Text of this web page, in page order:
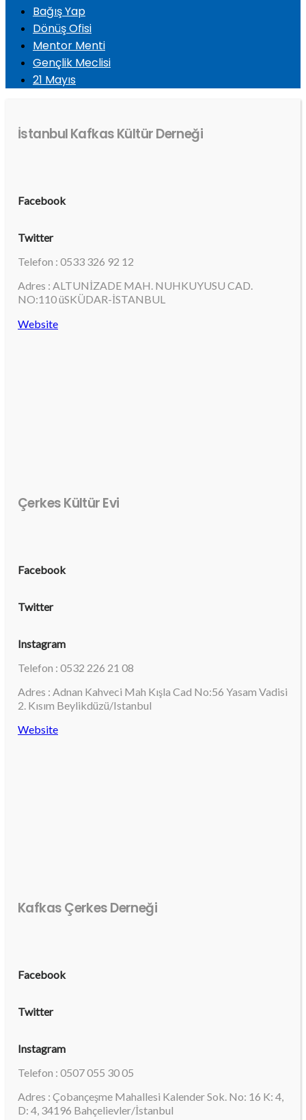
Bağış Yap
Dönüş Ofisi
Mentor Menti
Gençlik Meclisi
21 Mayıs
İstanbul Kafkas Kültür Derneği
Facebook
Twitter
Telefon : 0533 326 92 12
Adres : ALTUNİZADE MAH. NUHKUYUSU CAD.
NO:110 üSKÜDAR-İSTANBUL
Website
Çerkes Kültür Evi
Facebook
Twitter
Instagram
Telefon : 0532 226 21 08
Adres : Adnan Kahveci Mah Kışla Cad No:56 Yasam Vadisi
2. Kısım Beylikdüzü/Istanbul
Website
Kafkas Çerkes Derneği
Facebook
Twitter
Instagram
Telefon : 0507 055 30 05
Adres : Çobançeşme Mahallesi Kalender Sok. No: 16 K: 4,
D: 4, 34196 Bahçelievler/İstanbul